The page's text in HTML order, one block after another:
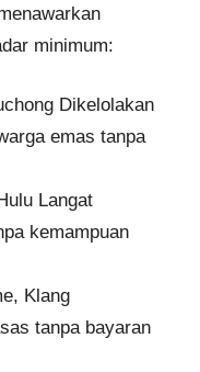
minimum:
Dikelolakan
emas tanpa
Langat
kemampuan
Klang
tanpa bayaran